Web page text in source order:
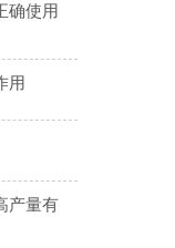
确使用
用
产量有